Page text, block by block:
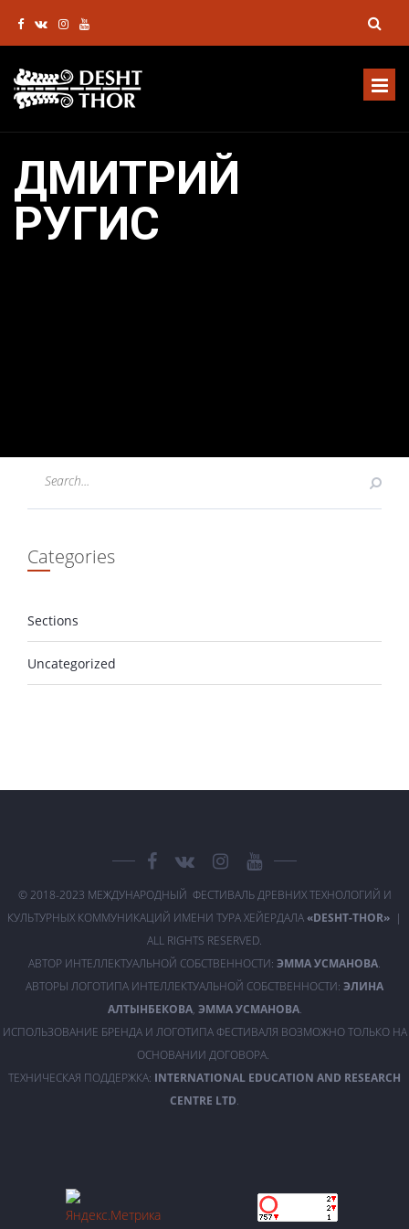
ДМИТРИЙ
РУГИС
Categories
Sections
Uncategorized
© 2018-2023 МЕЖДУНАРОДНЫЙ ФЕСТИВАЛЬ ДРЕВНИХ ТЕХНОЛОГИЙ И
КУЛЬТУРНЫХ КОММУНИКАЦИЙ ИМЕНИ ТУРА ХЕЙЕРДАЛА«DESHT-THOR» |
ALL RIGHTS RESERVED.
АВТОР ИНТЕЛЛЕКТУАЛЬНОЙ СОБСТВЕННОСТИ: ЭММА УСМАНОВА.
АВТОРЫ ЛОГОТИПА ИНТЕЛЛЕКТУАЛЬНОЙ СОБСТВЕННОСТИ: ЭЛИНА
АЛТЫНБЕКОВА, ЭММА УСМАНОВА.
ИСПОЛЬЗОВАНИЕ БРЕНДА И ЛОГОТИПА ФЕСТИВАЛЯ ВОЗМОЖНО ТОЛЬКО НА
ОСНОВАНИИ ДОГОВОРА.
ТЕХНИЧЕСКАЯ ПОДДЕРЖКА: INTERNATIONAL EDUCATION AND RESEARCH
CENTRE LTD.